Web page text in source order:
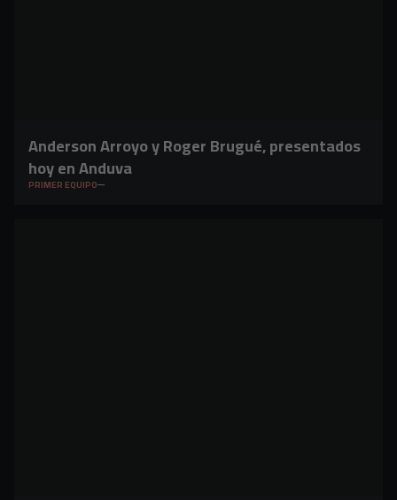
Anderson Arroyo y Roger Brugué, presentados
hoy en Anduva
PRIMER EQUIPO